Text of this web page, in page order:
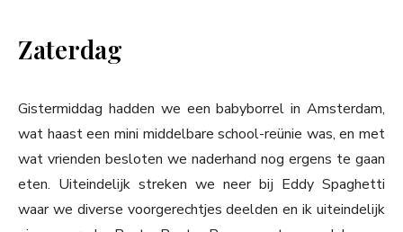
Zaterdag
Gistermiddag hadden we een babyborrel in Amsterdam,
wat haast een mini middelbare school-reünie was, en met
wat vrienden besloten we naderhand nog ergens te gaan
eten. Uiteindelijk streken we neer bij Eddy Spaghetti
waar we diverse voorgerechtjes deelden en ik uiteindelijk